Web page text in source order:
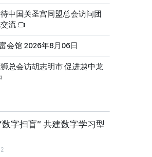
中国关圣宫同盟总会访问团
流
会馆 2026年8月06日
总会访胡志明市 促进越中龙
字扫盲” 共建数字学习型